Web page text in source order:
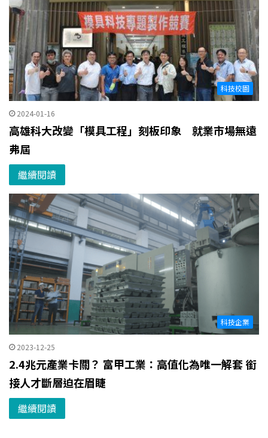
科技校園
2024-01-16
高雄科大改變「模具工程」刻板印象 就業市場無遠
弗屆
繼續閱讀
科技企業
2023-12-25
2.4兆元產業卡關？ 富甲工業：高值化為唯一解套 銜
接人才斷層迫在眉睫
繼續閱讀